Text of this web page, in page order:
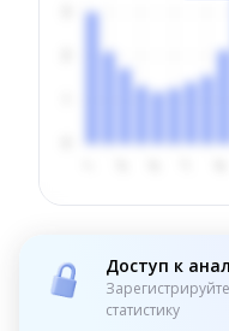
Доступ к
статистику